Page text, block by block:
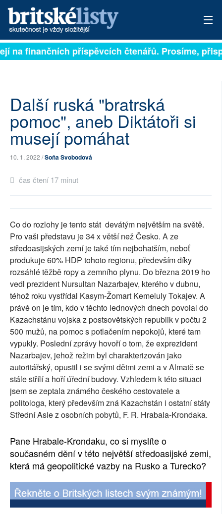
PŘIHLÁSIT
ARCHIV
ROZHOVORY
TÉMATA
SOCIÁLNÍ SÍTĚ
RUBRIKY
PLNÁ VERZE STRÁNEK
na finančních příspěvcích čtenářů. Prosíme,
Další ruská "bratrská
pomoc", aneb Diktátoři si
musejí pomáhat
10. 1. 2022 /Soňa Svobodová
čas čtení 17 minut
Co do rozlohy je tento stát devátým největším na světě.
Pro vaši představu je 34 x větší než Česko. A ze
středoasijských zemí je také tím nejbohatším, neboť
produkuje 60% HDP tohoto regionu, především díky
rozsáhlé těžbě ropy a zemního plynu. Do března 2019 ho
vedl prezident Nursultan Nazarbajev, kterého v dubnu,
téhož roku vystřídal Kasym-Žomart Kemeluly Tokajev. A
právě on je tím, kdo v těchto lednových dnech povolal do
Kazachstánu vojska z postsovětských republik v počtu 2
500 mužů, na pomoc s potlačením nepokojů, které tam
vypukly. Poslední zprávy hovoří o tom, že exprezident
Nazarbajev, jehož režim byl charakterizován jako
autoritářský, opustil i se svými dětmi zemi a v Almatě se
stále střílí a hoří úřední budovy. Vzhledem k této situaci
jsem se zeptala známého českého cestovatele a
politologa, který především zná Kazachstán i ostatní státy
Střední Asie z osobních pobytů, F. R. Hrabala-Krondaka.
Pane Hrabale-Krondaku, co si myslíte o
současném dění v této největší středoasijské zemi,
která má geopolitické vazby na Rusko a Turecko?